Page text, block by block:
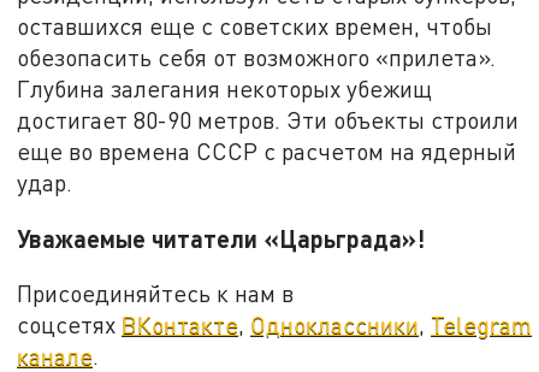
оставшихся еще с советских времен, чтобы
обезопасить себя от возможного «прилета».
Глубина залегания некоторых убежищ
достигает 80-90 метров. Эти объекты строили
еще во времена СССР с расчетом на ядерный
удар.
Уважаемые читатели «Царьграда»!
Присоединяйтесь к нам в
соцсетях ВКонтакте, Одноклассники, Telegram
канале.